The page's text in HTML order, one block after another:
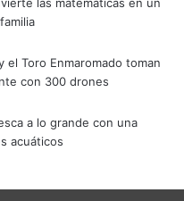
el Toro Enmaromado toman
con 300 drones
a lo grande con una
acuáticos